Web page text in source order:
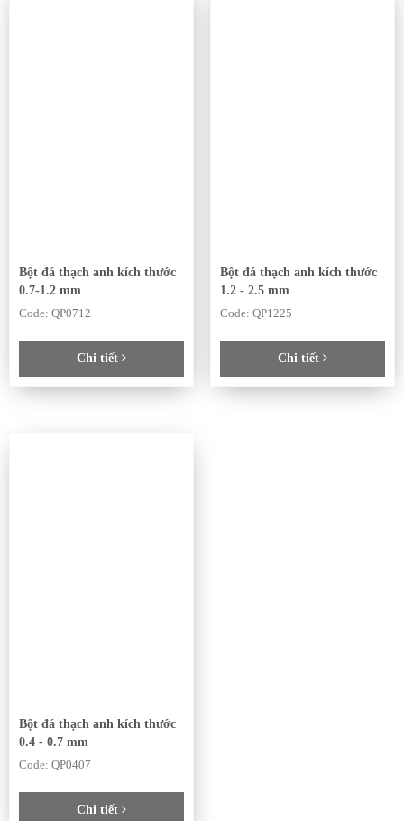
Bột đá thạch anh kích thước
0.7-1.2 mm
Code: QP0712
Chi tiết
Bột đá thạch anh kích thước
1.2 - 2.5 mm
Code: QP1225
Chi tiết
Bột đá thạch anh kích thước
0.4 - 0.7 mm
Code: QP0407
Chi tiết